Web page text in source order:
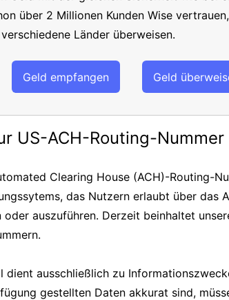
über 2 Millionen Kunden Wise
Länder überweisen.
Geld empfangen Geld
US-ACH-Routing-Nummer
Clearing House (ACH)-Routing-
das Nutzern erlaubt über das
oder auszuführen. Derzeit beinhaltet
dient ausschließlich zu
gestellten Daten akkurat sind,